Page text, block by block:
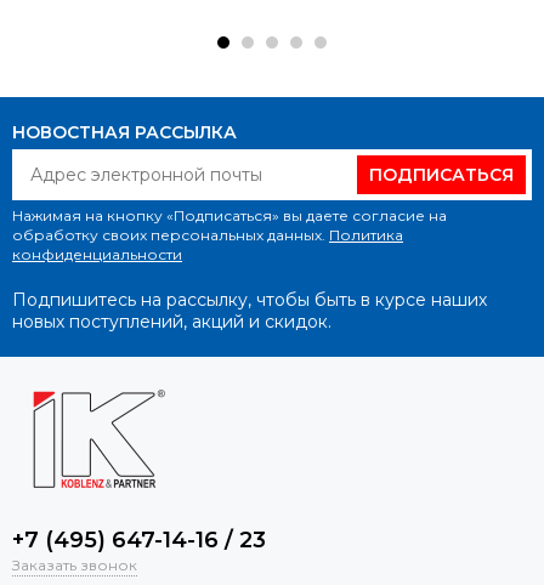
НОВОСТНАЯ РАССЫЛКА
ПОДПИСАТЬСЯ
Нажимая на кнопку «Подписаться» вы даете согласие на
обработку своих персональных данных. Политика
конфиденциальности
Подпишитесь на рассылку, чтобы быть в курсе наших
новых поступлений, акций и скидок.
+7 (495) 647-14-16 / 23
Заказать звонок